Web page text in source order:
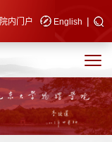
院内门户 English |